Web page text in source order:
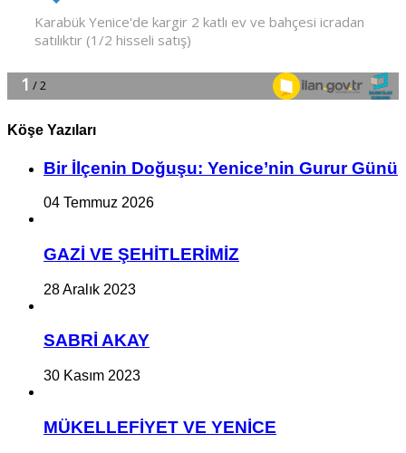
Köşe Yazıları
Bir İlçe­nin Do­ğu­şu: Ye­ni­ce’nin Gurur Günü
04 Temmuz 2026
GAZİ VE ŞEHİTLERİMİZ
28 Aralık 2023
SABRİ AKAY
30 Kasım 2023
MÜKELLEFİYET VE YENİCE